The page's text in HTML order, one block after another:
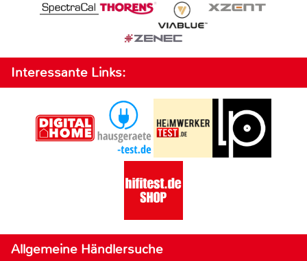
Interessante Links:
Allgemeine Händlersuche